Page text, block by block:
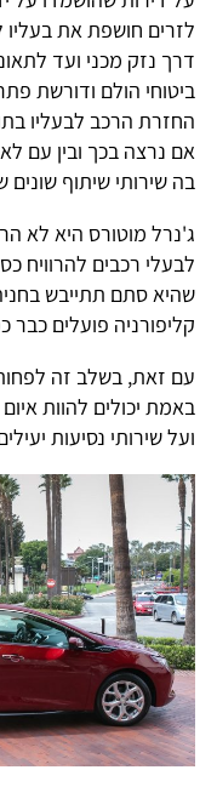
לזרים חושפת את
דרך נזק מכני ועד
ביטוחי הולם ודורשת
החזרת הרכב לבעליו
אם נרצה בכך ובין עם
בה שירותי שיתוף שונים
ג'נרל מוטורס היא לא
לבעלי רכבים להרוויח
קליפורניה פועלים כבר
עם זאת, בשלב זה
באמת יכולים להוות
ועל שירותי נסיעות